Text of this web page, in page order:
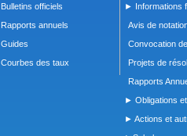
Bulletins officiels
Rapports annuels
Guides
Courbes des taux
► Informations
Avis de
Convocation
Projets de
Rapports
► Obligations
► Actions et